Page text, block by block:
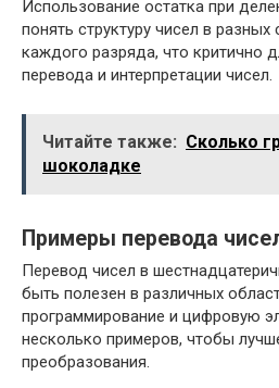
Использование остатка при
понять структуру чисел в
каждого разряда, что критично
перевода и интерпретации чисел.
Читайте также: Сколько
шоколадке
Примеры перевода
Перевод чисел в
быть полезен в различных
программирование и цифровую
несколько примеров, чтобы
преобразования.